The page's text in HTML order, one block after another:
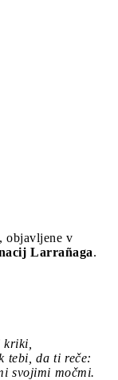
objavljene v
Larrañaga.
tebi, da ti reče:
svojimi močmi.